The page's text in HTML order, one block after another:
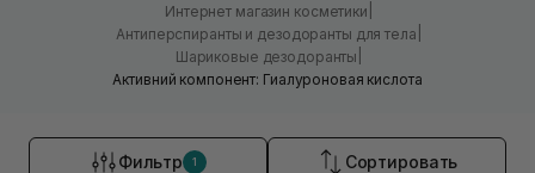
Интернет магазин косметики
Антиперспиранты и дезодоранты для тела
Шариковые дезодоранты
Активний компонент: Гиалуроновая кислота
Фильтр 1 Сортировать